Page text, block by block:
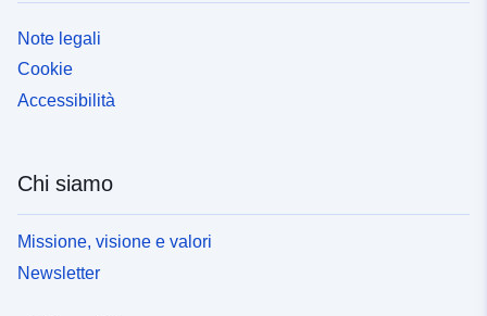
Note legali
Cookie
Accessibilità
Chi siamo
Missione, visione e valori
Newsletter